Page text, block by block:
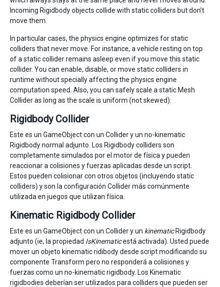
Incoming Rigidbody objects collide with static colliders but don’t
move them.
In particular cases, the physics engine optimizes for static
colliders that never move. For instance, a vehicle resting on top
of a static collider remains asleep even if you move this static
collider. You can enable, disable, or move static colliders in
runtime without specially affecting the physics engine
computation speed. Also, you can safely scale a static Mesh
Collider as long as the scale is uniform (not skewed).
Rigidbody Collider
Este es un GameObject con un Collider y un no-kinematic
Rigidbody normal adjunto. Los Rigidbody colliders son
completamente simulados por el motor de física y pueden
reaccionar a colisiones y fuerzas aplicadas desde un script.
Estos pueden colisionar con otros objetos (incluyendo static
colliders) y son la configuración Collider más comúnmente
utilizada en juegos que utilizan física.
Kinematic Rigidbody Collider
Este es un GameObject con un Collider y un kinematicRigidbody
adjunto (ie, la propiedad IsKinematicestá activada). Usted puede
mover un objeto kinematic ridibody desde script modificando su
componente Transform pero no responderá a colisiones y
fuerzas como un no-kinematic rigidbody. Los Kinematic
rigidbodies deberían ser utilizados para colliders que pueden ser